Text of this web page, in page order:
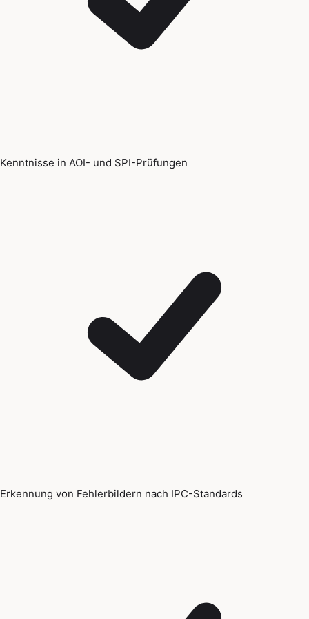
Kenntnisse in AOI- und SPI-Prüfungen
Erkennung von Fehlerbildern nach IPC-Standards